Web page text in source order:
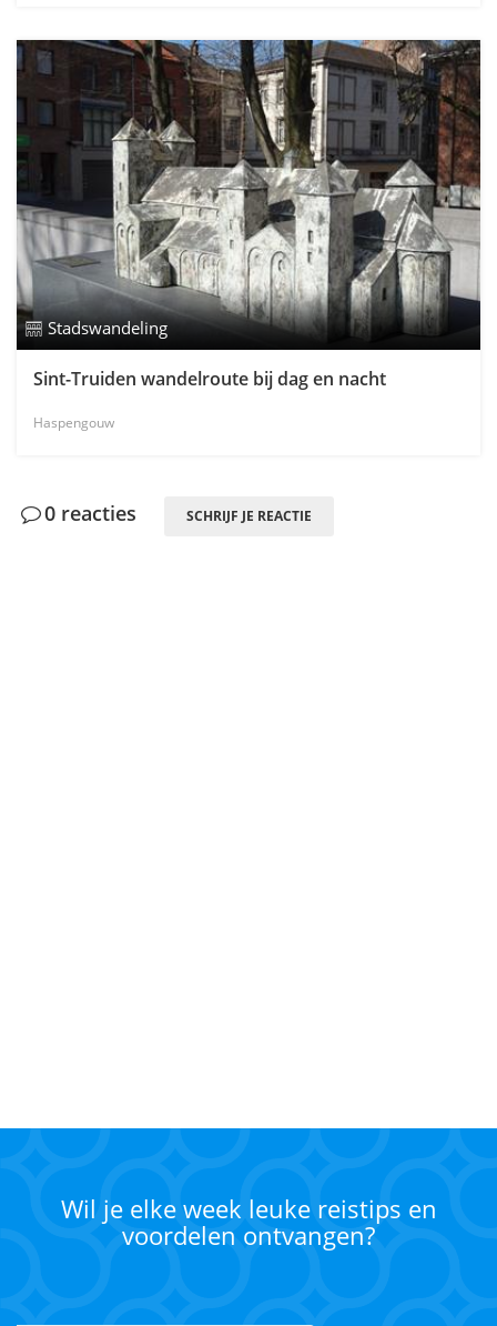
Stadswandeling
Sint-Truiden wandelroute bij dag en nacht
Haspengouw
0 reacties SCHRIJF JE REACTIE
Wil je elke week leuke reistips en
voordelen ontvangen?